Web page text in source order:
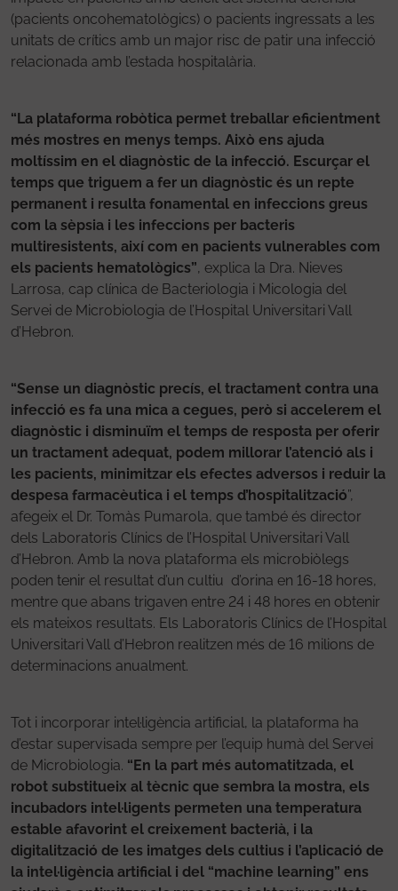
(pacients oncohematològics) o pacients ingressats a les
unitats de crítics amb un major risc de patir una infecció
relacionada amb l’estada hospitalària.
“La plataforma robòtica permet treballar eficientment
més mostres en menys temps. Això ens ajuda
moltíssim en el diagnòstic de la infecció. Escurçar el
temps que triguem a fer un diagnòstic és un repte
permanent i resulta fonamental en infeccions greus
com la sèpsia i les infeccions per bacteris
multiresistents, així com en pacients vulnerables com
els pacients hematològics”, explica la Dra. Nieves
Larrosa, cap clínica de Bacteriologia i Micologia del
Servei de Microbiologia de l’Hospital Universitari Vall
d’Hebron.
“Sense un diagnòstic precís, el tractament contra una
infecció es fa una mica a cegues, però si accelerem el
diagnòstic i disminuïm el temps de resposta per oferir
un tractament adequat, podem millorar l’atenció als i
les pacients, minimitzar els efectes adversos i reduir la
despesa farmacèutica i el temps d’hospitalització”,
afegeix el Dr. Tomàs Pumarola, que també és director
dels Laboratoris Clínics de l’Hospital Universitari Vall
d’Hebron. Amb la nova plataforma els microbiòlegs
poden tenir el resultat d’un cultiu d’orina en 16-18 hores,
mentre que abans trigaven entre 24 i 48 hores en obtenir
els mateixos resultats. Els Laboratoris Clínics de l’Hospital
Universitari Vall d’Hebron realitzen més de 16 milions de
determinacions anualment.
Tot i incorporar intel·ligència artificial, la plataforma ha
d’estar supervisada sempre per l’equip humà del Servei
de Microbiologia. “En la part més automatitzada, el
robot substitueix al tècnic que sembra la mostra, els
incubadors intel·ligents permeten una temperatura
estable afavorint el creixement bacterià, i la
digitalització de les imatges dels cultius i l’aplicació de
la intel·ligència artificial i del “machine learning” ens